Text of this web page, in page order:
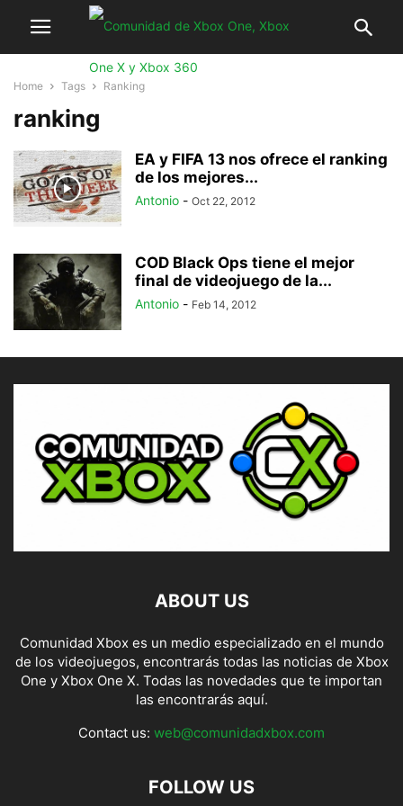
Home Tags Ranking
ranking
EA y FIFA 13 nos ofrece el ranking
de los mejores...
Antonio - Oct 22, 2012
COD Black Ops tiene el mejor
final de videojuego de la...
Antonio - Feb 14, 2012
ABOUT US
Comunidad Xbox es un medio especializado en el mundo
de los videojuegos, encontrarás todas las noticias de Xbox
One y Xbox One X. Todas las novedades que te importan
las encontrarás aquí.
Contact us: web@comunidadxbox.com
FOLLOW US